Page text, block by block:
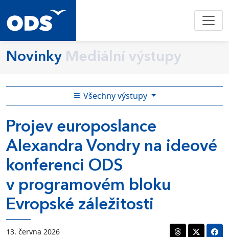
Novinky Mediální výstupy
Všechny výstupy
Projev europoslance
Alexandra Vondry na ideové
konferenci ODS
v programovém bloku
Evropské záležitosti
13. června 2026